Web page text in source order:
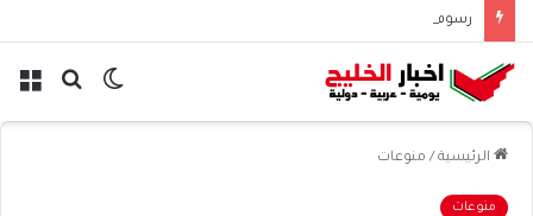
رسوم الحوثيين على باب المندب تعيد حسابات مخاطر الملاحة
بحث الوضع
الرئيسية / منوعات
منوعات